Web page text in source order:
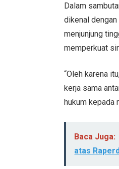
Dalam
dikenal
menjunjung
memperkuat
“Oleh karena
kerja sama
hukum kepada
Baca Juga:
atas